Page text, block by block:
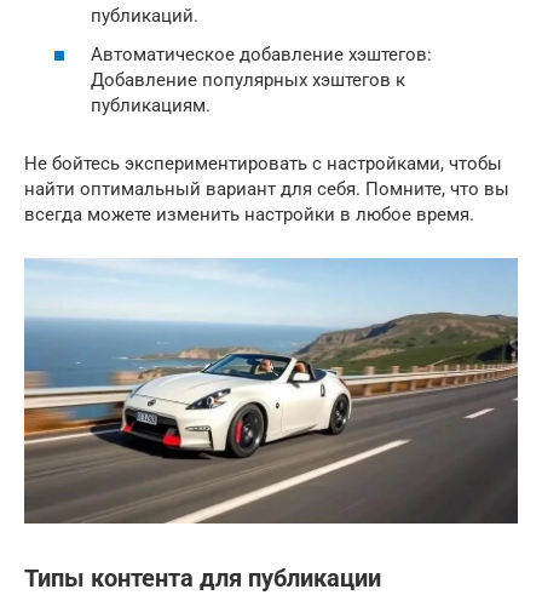
публикаций.
Автоматическое добавление хэштегов:
Добавление популярных хэштегов к
публикациям.
Не бойтесь экспериментировать с настройками, чтобы
найти оптимальный вариант для себя. Помните, что вы
всегда можете изменить настройки в любое время.
Типы контента для публикации